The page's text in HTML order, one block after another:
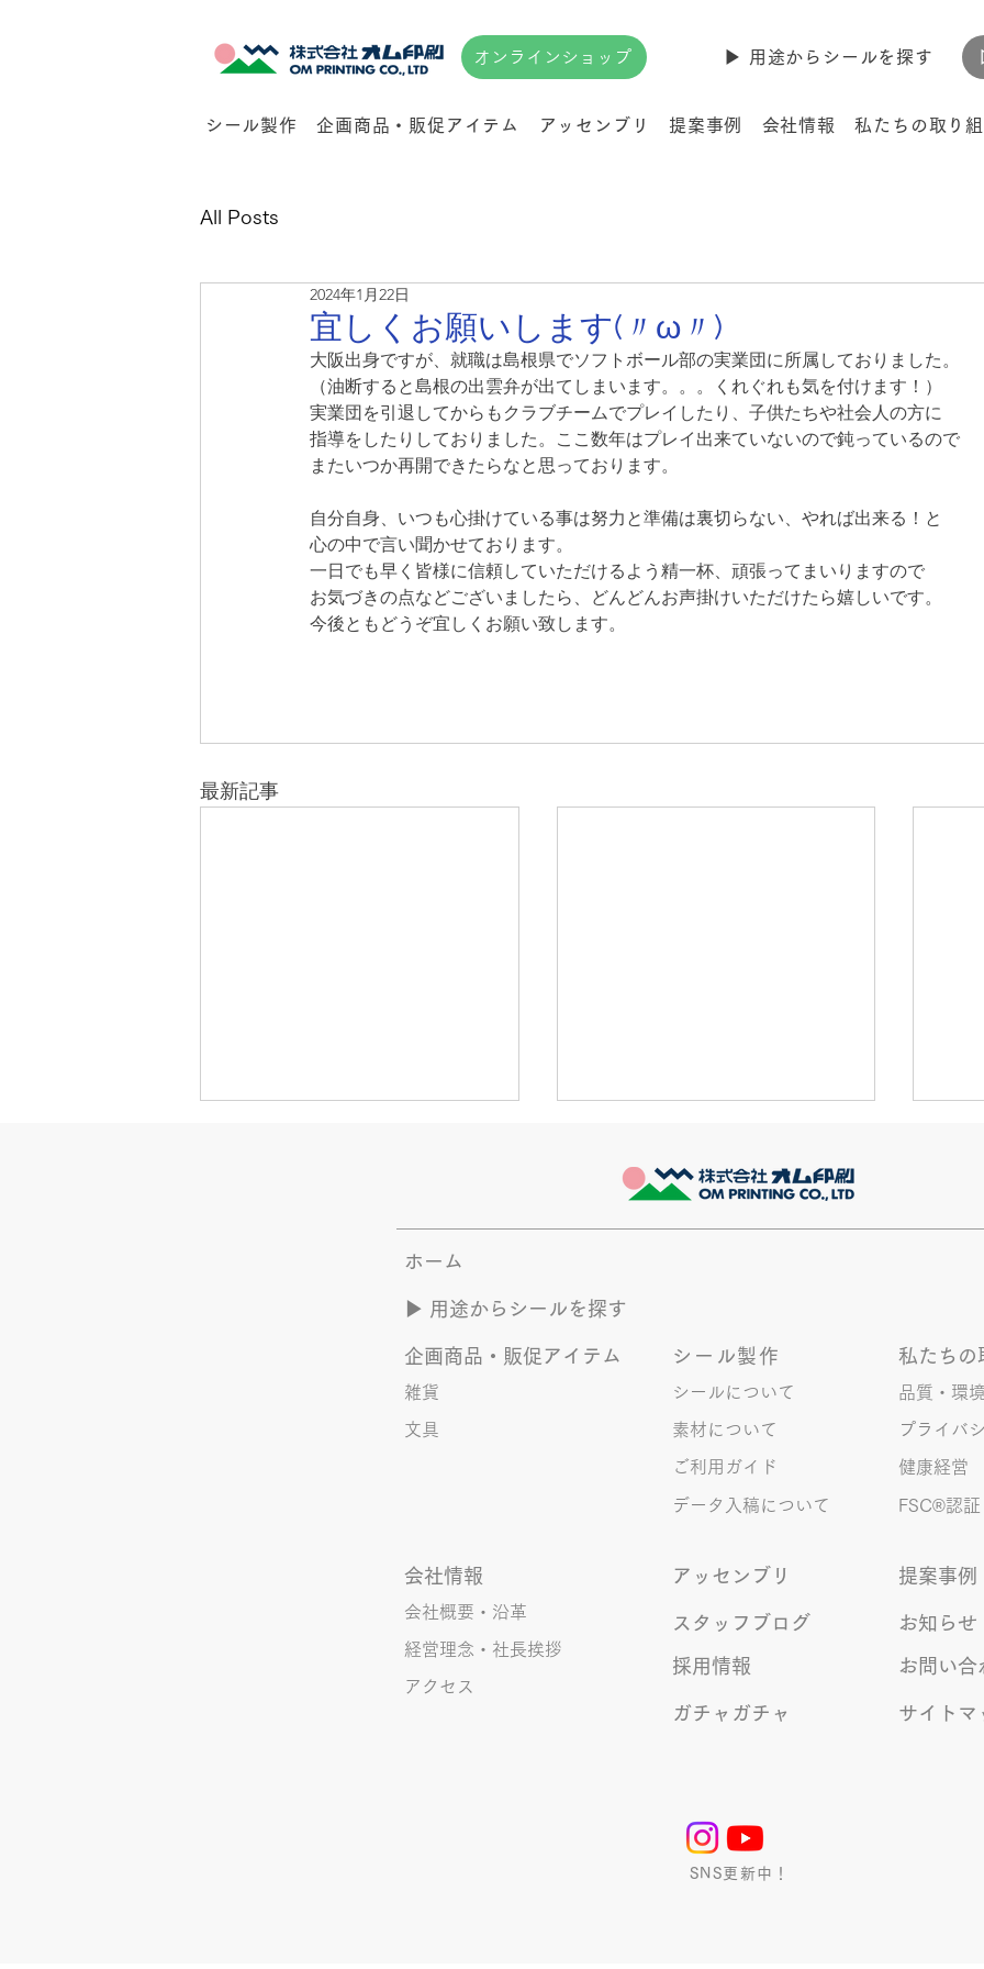
オンラインショップ ▶︎ 用途からシールを探す
シール製作 企画商品・販促アイテム アッセンブリ 提案事例 会社情報 私たちの取り
All Posts
宜しくお願いします(〃ω〃)
2024年1月22日
大阪出身ですが、就職は島根県でソフトボール部の実業団に所属しておりました。
（油断すると島根の出雲弁が出てしまいます。。。くれぐれも気を付けます！）
実業団を引退してからもクラブチームでプレイしたり、子供たちや社会人の方に
指導をしたりしておりました。ここ数年はプレイ出来ていないので鈍っているので
またいつか再開できたらなと思っております。
自分自身、いつも心掛けている事は努力と準備は裏切らない、やれば出来る！と
心の中で言い聞かせております。
一日でも早く皆様に信頼していただけるよう精一杯、頑張ってまいりますので
お気づきの点などございましたら、どんどんお声掛けいただけたら嬉しいです。
今後ともどうぞ宜しくお願い致します。
最新記事
夏のYOASOBI つづき
このブログで、きなこの話を書く
のかって？ それは、きなこがま
こ(ニックネーム)は、漢字がちょ
っぴり苦手。 だけど本人はいつ
も自信満々。 【彼女の書いた漢
字の間違い例】 機械説定×⇒設定
〇 準備能熱×⇒態勢〇 証固
「恥ずかしい！」とか「覚えま
す！」になるところ、きなこは
ます
ホーム
▶︎ 用途からシールを探す
企画商品・販促アイテム
雑貨
文具
会社情報
会社概要・沿革
経営理念・社長挨拶
アクセス
シール製作
シールについて
素材について
ご利用ガイド
データ入稿について
私たちの
品質・環
プライバ
健康経営
FSC®︎認証
アッセンブリ 提案事例
スタッフブログ お知らせ
採用情報 お問い合
ガチャガチャ サイトマ
SNS更新中！